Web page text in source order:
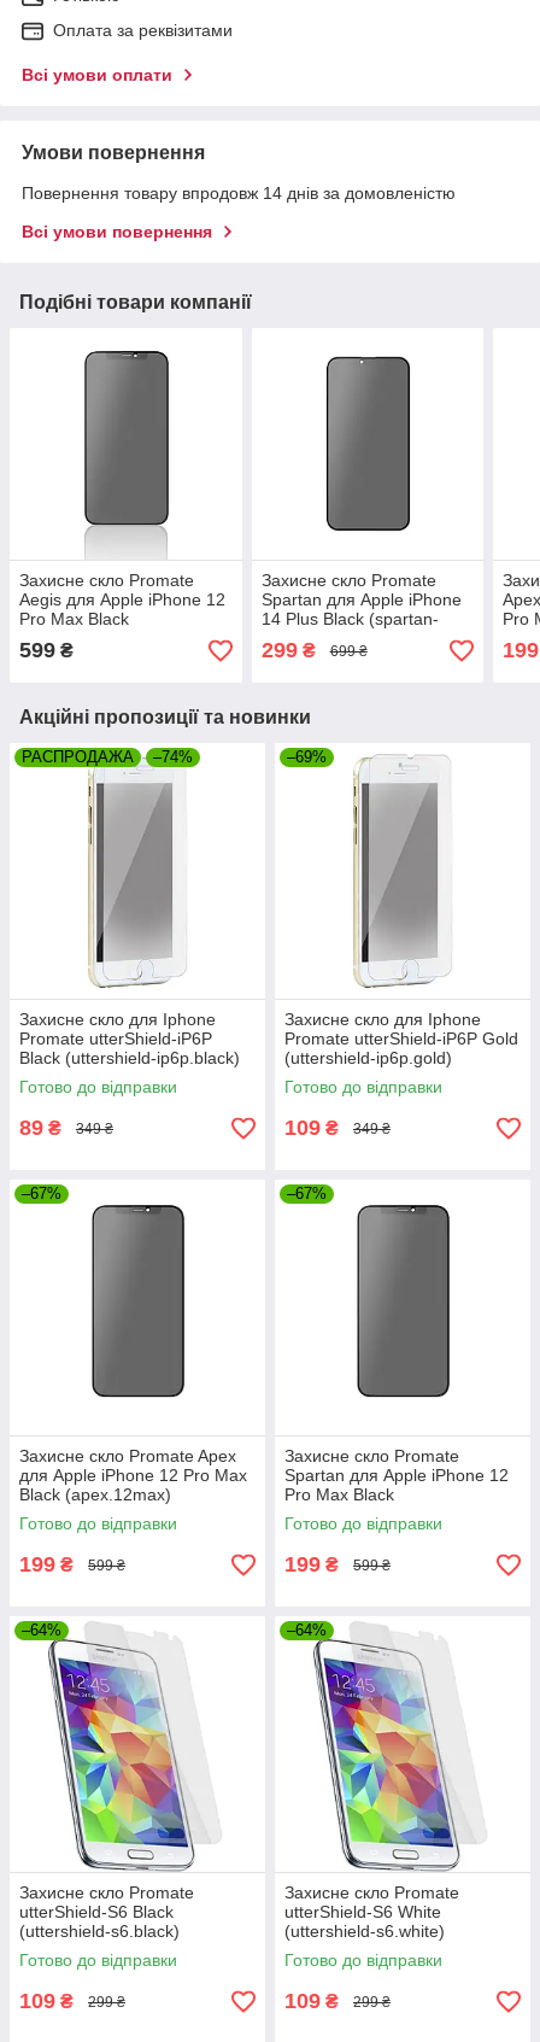
Оплата за реквізитами
Всі умови оплати
Умови повернення
Повернення товару впродовж 14 днів за домовленістю
Всі умови повернення
Подібні товари компанії
Захисне скло Promate
Aegis для Apple iPhone 12
Pro Max Black
(aegis.12max)
599 ₴
Захисне скло Promate
Spartan для Apple iPhone
14 Plus Black (spartan-
i14.plus)
299₴ 699 ₴
Pro
199
Акційні пропозиції та новинки
РАСПРОДАЖА –74%
Захисне скло для Iphone
Promate utterShield-iP6P
Black (uttershield-ip6p.black)
Готово до відправки
89 ₴ 349 ₴
–69%
Захисне скло для Iphone
Promate utterShield-iP6P Gold
(uttershield-ip6p.gold)
Готово до відправки
109 ₴ 349 ₴
–67%
Захисне скло Promate Apex
для Apple iPhone 12 Pro Max
Black (apex.12max)
Готово до відправки
199 ₴ 599 ₴
–67%
Захисне скло Promate
Spartan для Apple iPhone 12
Pro Max Black
(spartan.12max)
Готово до відправки
199 ₴ 599 ₴
–64%
Захисне скло Promate
utterShield-S6 Black
(uttershield-s6.black)
Готово до відправки
109 ₴ 299 ₴
–64%
Захисне скло Promate
utterShield-S6 White
(uttershield-s6.white)
Готово до відправки
109 ₴ 299 ₴